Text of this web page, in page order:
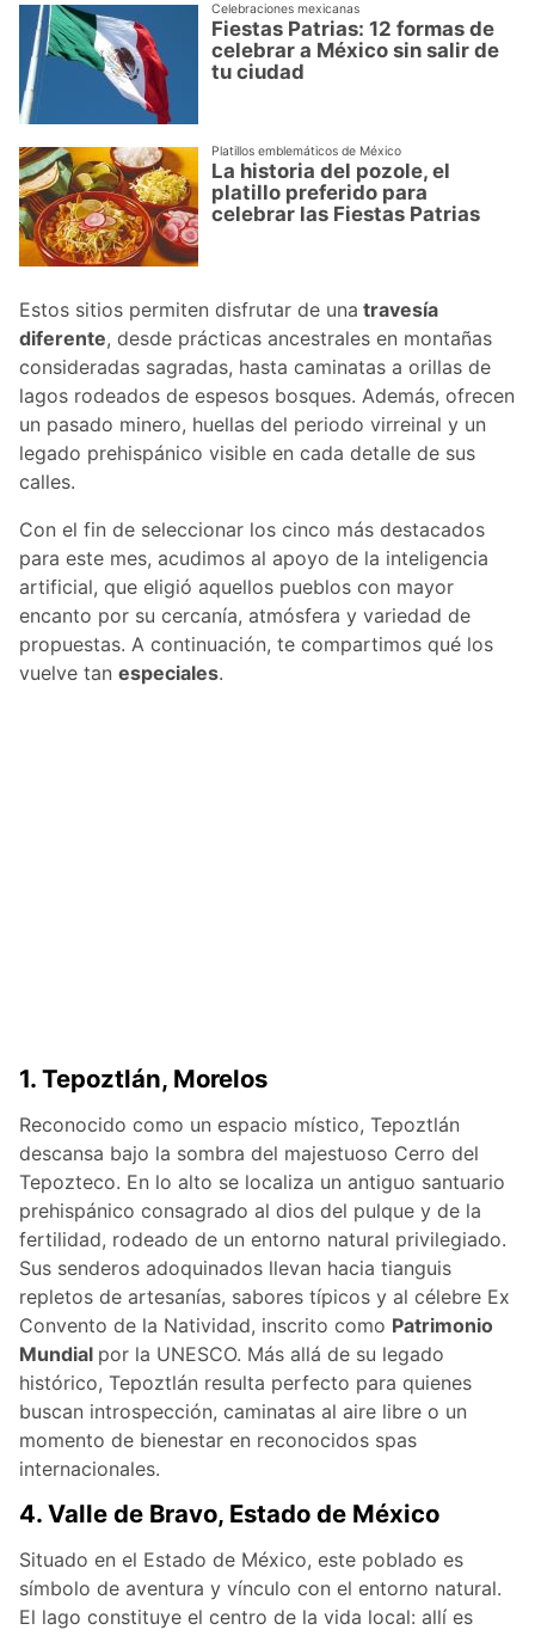
Celebraciones mexicanas
Fiestas Patrias: 12 formas de
celebrar a México sin salir de
tu ciudad
Platillos emblemáticos de México
La historia del pozole, el
platillo preferido para
celebrar las Fiestas Patrias
Estos sitios permiten disfrutar de una travesía
diferente, desde prácticas ancestrales en montañas
consideradas sagradas, hasta caminatas a orillas de
lagos rodeados de espesos bosques. Además, ofrecen
un pasado minero, huellas del periodo virreinal y un
legado prehispánico visible en cada detalle de sus
calles.
Con el fin de seleccionar los cinco más destacados
para este mes, acudimos al apoyo de la inteligencia
artificial, que eligió aquellos pueblos con mayor
encanto por su cercanía, atmósfera y variedad de
propuestas. A continuación, te compartimos qué los
vuelve tan especiales.
1. Tepoztlán, Morelos
Reconocido como un espacio místico, Tepoztlán
descansa bajo la sombra del majestuoso Cerro del
Tepozteco. En lo alto se localiza un antiguo santuario
prehispánico consagrado al dios del pulque y de la
fertilidad, rodeado de un entorno natural privilegiado.
Sus senderos adoquinados llevan hacia tianguis
repletos de artesanías, sabores típicos y al célebre Ex
Convento de la Natividad, inscrito como Patrimonio
Mundial por la UNESCO. Más allá de su legado
histórico, Tepoztlán resulta perfecto para quienes
buscan introspección, caminatas al aire libre o un
momento de bienestar en reconocidos spas
internacionales.
4. Valle de Bravo, Estado de México
Situado en el Estado de México, este poblado es
símbolo de aventura y vínculo con el entorno natural.
El lago constituye el centro de la vida local: allí es